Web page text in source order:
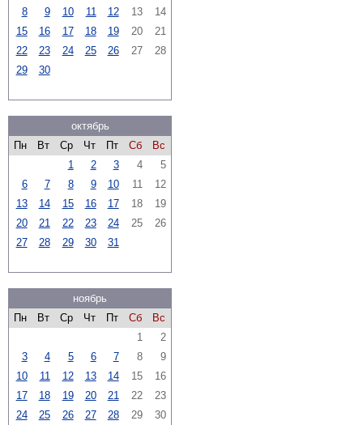
8
9 10 11 12 13
14
15
16 17 18 19 20
21
22
23 24 25 26 27
28
29
30
октябрь
Пн
Вт Ср Чт Пт Сб
Вс
1
2 3 4
5
6
7 8 9 10 11
12
13
14 15 16 17 18
19
20
21 22 23 24 25
26
27
28 29 30 31
ноябрь
Пн
Вт Ср Чт Пт Сб
Вс
1
2
3
4 5 6 7 8
9
10
11 12 13 14 15
16
17
18 19 20 21 22
23
24
25 26 27 28 29 30